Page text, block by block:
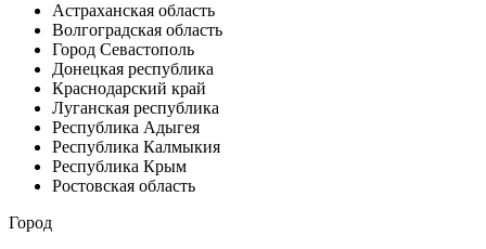
Астраханская область
Волгоградская область
Город Севастополь
Донецкая республика
Краснодарский край
Луганская республика
Республика Адыгея
Республика Калмыкия
Республика Крым
Ростовская область
Город